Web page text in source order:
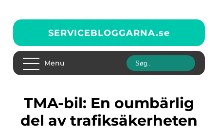
SERVICEBLOGGARNA.se
Menu
TMA-bil: En oumbärlig
del av trafiksäkerheten